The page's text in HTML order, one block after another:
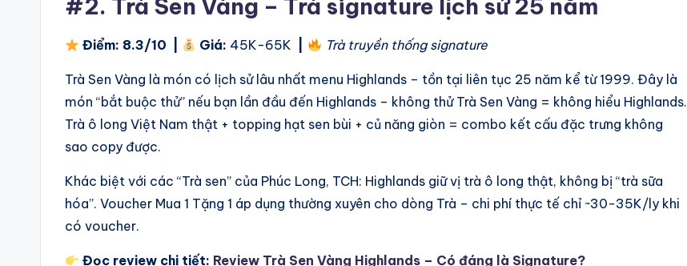
#2. Trà Sen Vàng – Trà signature lịch sử 25 năm
Điểm: 8.3/10 Giá: 45K-65K Trà truyền thống signature
Trà Sen Vàng là món có lịch sử lâu nhất menu Highlands – tồn tại liên tục 25 năm kể từ 1999. Đây là
món “bắt buộc thử” nếu bạn lần đầu đến Highlands – không thử Trà Sen Vàng = không hiểu Highlands.
Trà ô long Việt Nam thật + topping hạt sen bùi + củ năng giòn = combo kết cấu đặc trưng không
sao copy được.
Khác biệt với các “Trà sen” của Phúc Long, TCH: Highlands giữ vị trà ô long thật, không bị “trà sữa
hóa”. Voucher Mua 1 Tặng 1 áp dụng thường xuyên cho dòng Trà – chi phí thực tế chỉ ~30-35K/ly khi
có voucher.
Đọc review chi tiết: Review Trà Sen Vàng Highlands – Có đáng là Signature?